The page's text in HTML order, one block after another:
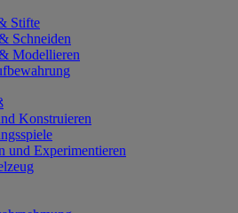
Stifte
Schneiden
Modellieren
Konstruieren
und Experimentieren